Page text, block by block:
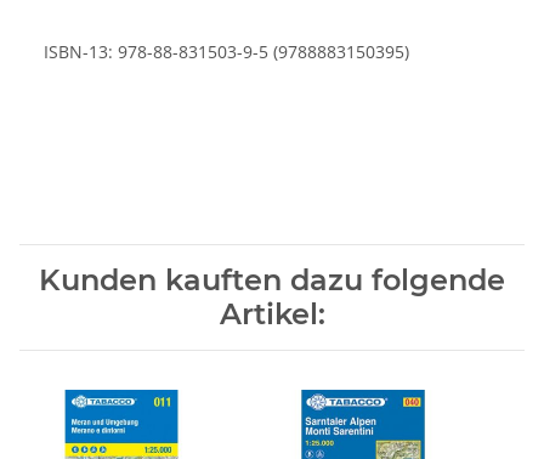
ISBN-13: 978-88-831503-9-5 (9788883150395)
Kunden kauften dazu folgende
Artikel: